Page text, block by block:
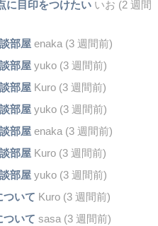
に目印をつけたいいお (2 週間
部屋enaka (3 週間前)
部屋yuko (3 週間前)
部屋Kuro (3 週間前)
部屋yuko (3 週間前)
部屋enaka (3 週間前)
部屋Kuro (3 週間前)
部屋yuko (3 週間前)
ついて Kuro (3 週間前)
ついて sasa (3 週間前)